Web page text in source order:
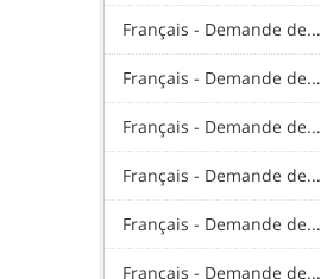
Français - Demande de...
Français - Demande de...
Français - Demande de...
Français - Demande de...
Français - Demande de...
Français - Demande de...